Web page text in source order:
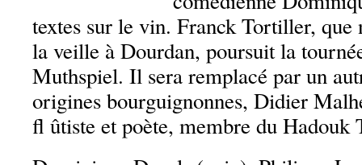
textes sur le vin. Franck Tortiller, que
la veille à Dourdan, poursuit la
Muthspiel. Il sera remplacé par un
origines bourguignonnes, Didier
fl ûtiste et poète, membre du Hadouk